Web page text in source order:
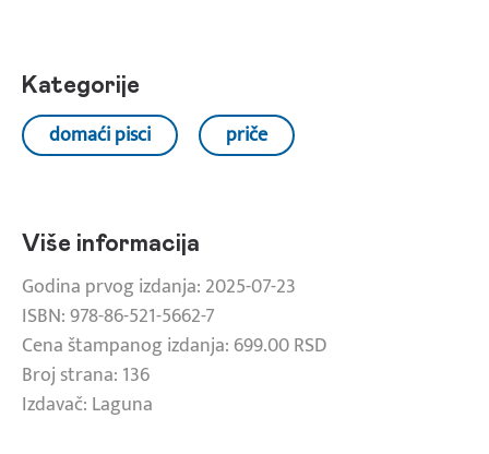
Kategorije
domaći pisci priče
Više informacija
Godina prvog izdanja: 2025-07-23
ISBN: 978-86-521-5662-7
Cena štampanog izdanja: 699.00 RSD
Broj strana: 136
Izdavač: Laguna